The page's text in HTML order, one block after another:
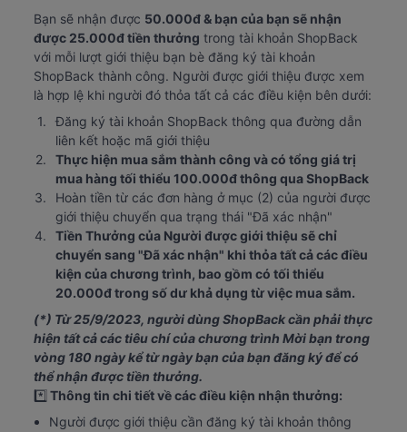
Bạn sẽ nhận được 50.000đ & bạn của bạn sẽ nhận
được 25.000đ tiền thưởng trong tài khoản ShopBack
với mỗi lượt giới thiệu bạn bè đăng ký tài khoản
ShopBack thành công. Người được giới thiệu được xem
là hợp lệ khi người đó thỏa tất cả các điều kiện bên dưới:
Đăng ký tài khoản ShopBack thông qua đường dẫn
liên kết hoặc mã giới thiệu
Thực hiện mua sắm thành công và có tổng giá trị
mua hàng tối thiểu 100.000đ thông qua ShopBack
Hoàn tiền từ các đơn hàng ở mục (2) của người được
giới thiệu chuyển qua trạng thái "Đã xác nhận"
Tiền Thưởng của Người được giới thiệu sẽ chỉ
chuyển sang "Đã xác nhận" khi thỏa tất cả các điều
kiện của chương trình, bao gồm có tối thiểu
20.000đ trong số dư khả dụng từ việc mua sắm.
(*) Từ 25/9/2023, người dùng ShopBack cần phải thực
hiện tất cả các tiêu chí của chương trình Mời bạn trong
vòng 180 ngày kể từ ngày bạn của bạn đăng ký để có
thể nhận được tiền thưởng.
*️⃣ Thông tin chi tiết về các điều kiện nhận thưởng:
Người được giới thiệu cần đăng ký tài khoản thông